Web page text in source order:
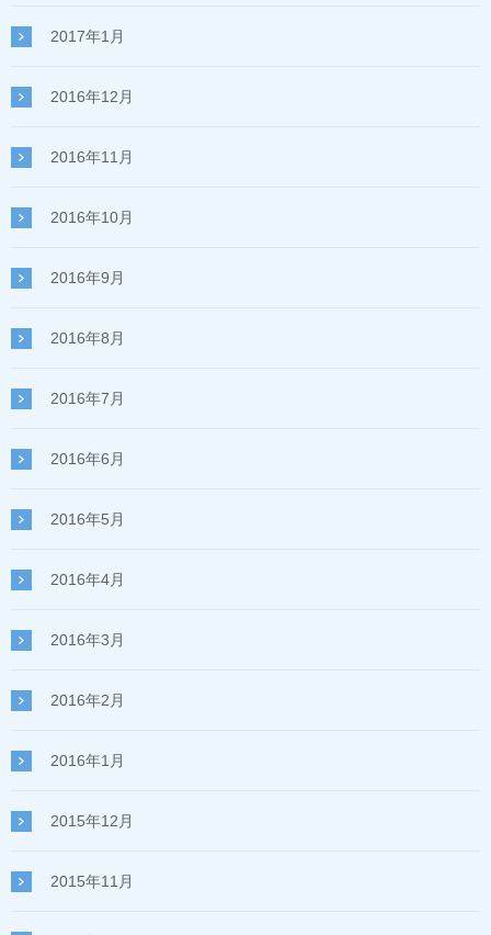
2017年1月
2016年12月
2016年11月
2016年10月
2016年9月
2016年8月
2016年7月
2016年6月
2016年5月
2016年4月
2016年3月
2016年2月
2016年1月
2015年12月
2015年11月